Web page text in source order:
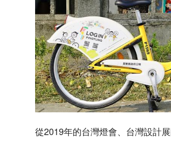
從2019年的台灣燈會、台灣設計